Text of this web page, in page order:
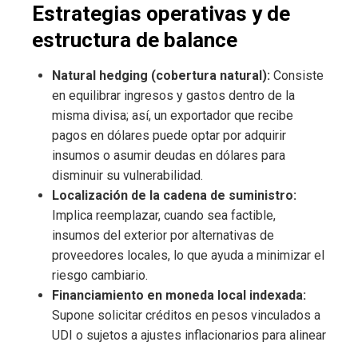
Estrategias operativas y de
estructura de balance
Natural hedging (cobertura natural): Consiste
en equilibrar ingresos y gastos dentro de la
misma divisa; así, un exportador que recibe
pagos en dólares puede optar por adquirir
insumos o asumir deudas en dólares para
disminuir su vulnerabilidad.
Localización de la cadena de suministro:
Implica reemplazar, cuando sea factible,
insumos del exterior por alternativas de
proveedores locales, lo que ayuda a minimizar el
riesgo cambiario.
Financiamiento en moneda local indexada:
Supone solicitar créditos en pesos vinculados a
UDI o sujetos a ajustes inflacionarios para alinear